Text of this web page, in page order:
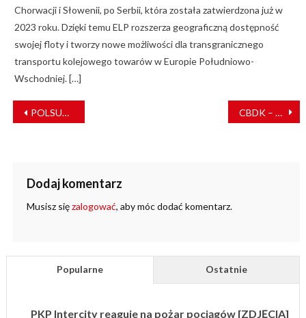
Chorwacji i Słowenii, po Serbii, która została zatwierdzona już w
2023 roku. Dzięki temu ELP rozszerza geograficzną dostępność
swojej floty i tworzy nowe możliwości dla transgranicznego
transportu kolejowego towarów w Europie Południowo-
Wschodniej. […]
NAWIGACJA
WPISU
POLSUW – szerokość toru przestaje mieć znaczenie CBDK – ośrodek reagowania na sytuacje kryzysowe
Dodaj komentarz
Musisz sięzalogować, aby móc dodać komentarz.
Popularne Ostatnie
PKP Intercity reaguje na pożar pociągów [ZDJĘCIA]